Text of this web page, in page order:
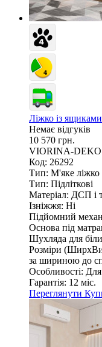
Ліжко із
Немає відгуків
10 570 грн.
VIORINA-DEKO
Код: 26292
Тип: М'яке ліжко
Тип: Підліткові
Матеріал: ДСП і
Ізніжжя: Ні
Підйомний
Основа під
Шухляда для
Розміри
за шириною до
Особливості: Для
Гарантія: 12 міс.
Переглянути